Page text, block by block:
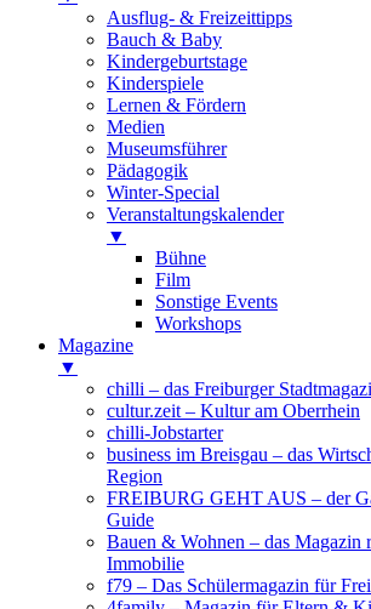
Ausflug- & Freizeittipps
Bauch & Baby
Kindergeburtstage
Kinderspiele
Lernen & Fördern
Medien
Museumsführer
Pädagogik
Winter-Special
Veranstaltungskalender
▼
Bühne
Film
Sonstige Events
Workshops
Magazine
▼
chilli – das Freiburger
cultur.zeit – Kultur am Oberrhein
chilli-Jobstarter
business im Breisgau – das
Region
FREIBURG GEHT AUS – der
Guide
Bauen & Wohnen – das Magazin
Immobilie
f79 – Das Schülermagazin für